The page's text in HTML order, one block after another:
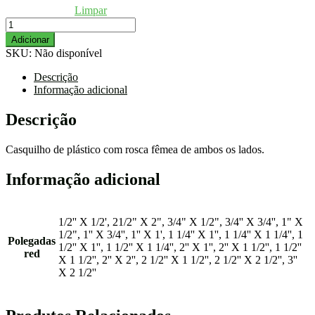
Limpar
Quantidade
de
CASQUILHO
FEMEA
FEMEA
Adicionar
SKU: Não disponível
Descrição
Informação adicional
Descrição
Casquilho de plástico com rosca fêmea de ambos os lados.
Informação adicional
Polegadas
red
1/2'' X 1/2', 21/2" X 2", 3/4" X 1/2", 3/4'' X 3/4'', 1" X
1/2", 1'' X 3/4'', 1'' X 1', 1 1/4'' X 1'', 1 1/4'' X 1 1/4'', 1
1/2'' X 1'', 1 1/2'' X 1 1/4'', 2'' X 1'', 2'' X 1 1/2'', 1 1/2''
X 1 1/2'', 2'' X 2'', 2 1/2'' X 1 1/2'', 2 1/2'' X 2 1/2'', 3''
X 2 1/2''